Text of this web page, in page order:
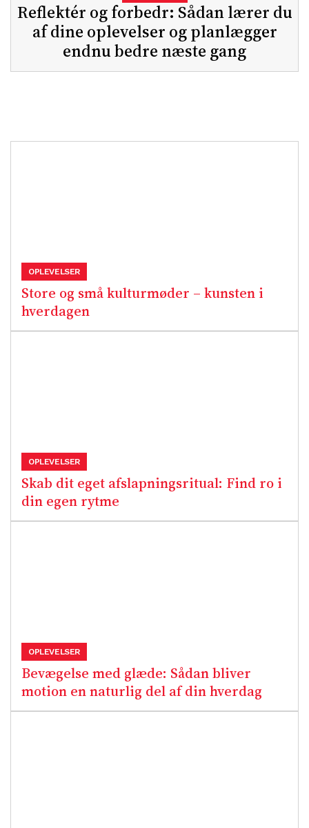
Reflektér og forbedr: Sådan lærer du
af dine oplevelser og planlægger
endnu bedre næste gang
Store og små kulturmøder – kunsten i
hverdagen
OPLEVELSER
Skab dit eget afslapningsritual: Find ro i
din egen rytme
OPLEVELSER
Bevægelse med glæde: Sådan bliver
motion en naturlig del af din hverdag
OPLEVELSER